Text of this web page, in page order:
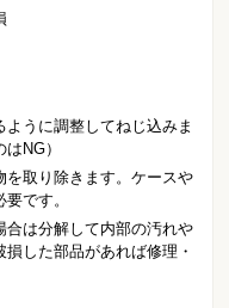
うに調整してねじ込みま
NG）
を取り除きます。ケースや
です。
合は分解して内部の汚れや
した部品があれば修理・